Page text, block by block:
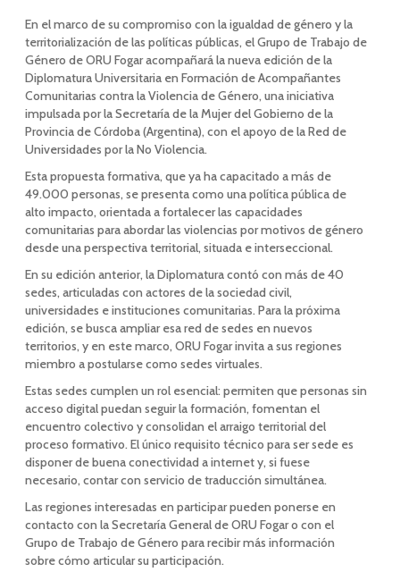
En el marco de su compromiso con la igualdad de género y la
territorialización de las políticas públicas, el Grupo de Trabajo de
Género de ORU Fogar acompañará la nueva edición de la
Diplomatura Universitaria en Formación de Acompañantes
Comunitarias contra la Violencia de Género, una iniciativa
impulsada por la Secretaría de la Mujer del Gobierno de la
Provincia de Córdoba (Argentina), con el apoyo de la Red de
Universidades por la No Violencia.
Esta propuesta formativa, que ya ha capacitado a más de
49.000 personas, se presenta como una política pública de
alto impacto, orientada a fortalecer las capacidades
comunitarias para abordar las violencias por motivos de género
desde una perspectiva territorial, situada e interseccional.
En su edición anterior, la Diplomatura contó con más de 40
sedes, articuladas con actores de la sociedad civil,
universidades e instituciones comunitarias. Para la próxima
edición, se busca ampliar esa red de sedes en nuevos
territorios, y en este marco, ORU Fogar invita a sus regiones
miembro a postularse como sedes virtuales.
Estas sedes cumplen un rol esencial: permiten que personas sin
acceso digital puedan seguir la formación, fomentan el
encuentro colectivo y consolidan el arraigo territorial del
proceso formativo. El único requisito técnico para ser sede es
disponer de buena conectividad a internet y, si fuese
necesario, contar con servicio de traducción simultánea.
Las regiones interesadas en participar pueden ponerse en
contacto con la Secretaría General de ORU Fogar o con el
Grupo de Trabajo de Género para recibir más información
sobre cómo articular su participación.